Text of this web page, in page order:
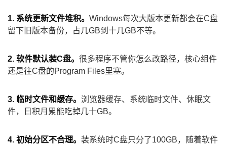
1. 系统更新文件堆积。 Windows每次大版本更新都会在C盘
留下旧版本备份，占几GB到十几GB不等。
2. 软件默认装C盘。 很多程序不管你怎么改路径，核心组件
还是往C盘的Program Files里塞。
3. 临时文件和缓存。 浏览器缓存、系统临时文件、休眠文
件，日积月累能吃掉几十GB。
4. 初始分区不合理。 装系统时C盘只分了100GB，随着软件